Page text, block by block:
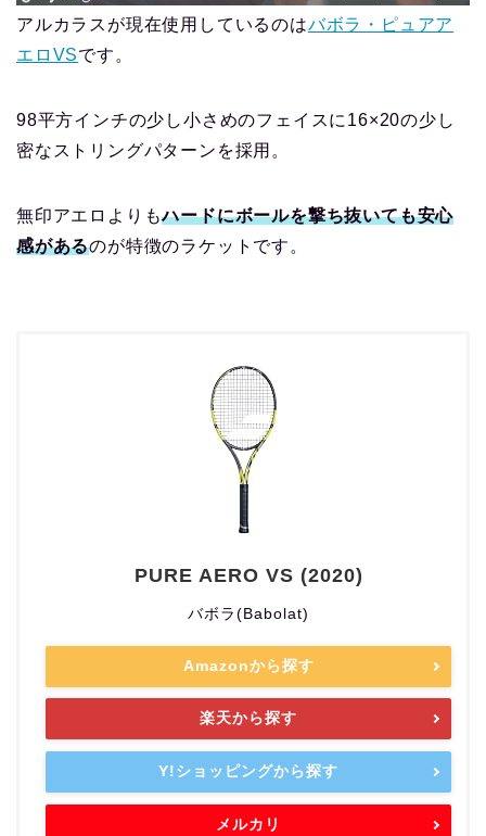
アルカラスが現在使用しているのはバボラ・ピュアア
エロVSです。
98平方インチの少し小さめのフェイスに16×20の少し
密なストリングパターンを採用。
無印アエロよりもハードにボールを撃ち抜いても安心
感があるのが特徴のラケットです。
PURE AERO VS (2020)
バボラ(Babolat)
Amazonから探す
楽天から探す
Y!ショッピングから探す
メルカリ